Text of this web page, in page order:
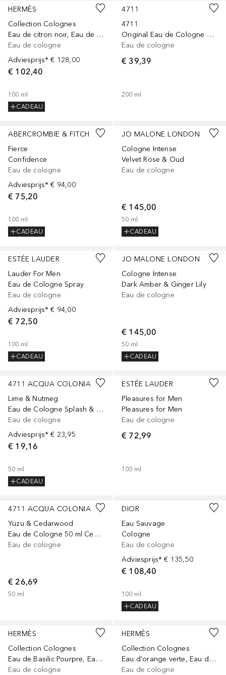
HERMÈS
Collection Colognes
Eau de citron noir, Eau de Cologne, 200 ml
Eau de cologne
Adviesprijs* € 128,00
€ 102,40
100 ml
CADEAU
4711
4711
Original Eau de Cologne molanusflacon
Eau de cologne
€ 39,39
200 ml
ABERCROMBIE & FITCH
Fierce
Confidence
Eau de cologne
Adviesprijs* € 94,00
€ 75,20
100 ml
CADEAU
JO MALONE LONDON
Cologne Intense
Velvet Rose & Oud
Eau de cologne
€ 145,00
50 ml
CADEAU
ESTÉE LAUDER
Lauder For Men
Eau de Cologne Spray
Eau de cologne
Adviesprijs* € 94,00
€ 72,50
100 ml
CADEAU
JO MALONE LONDON
Cologne Intense
Dark Amber & Ginger Lily
Eau de cologne
€ 145,00
50 ml
CADEAU
4711 ACQUA COLONIA
Lime & Nutmeg
Eau de Cologne Splash & Spray
Eau de cologne
Adviesprijs* € 23,95
€ 19,16
50 ml
CADEAU
ESTÉE LAUDER
Pleasures for Men
Pleasures for Men
Eau de cologne
€ 72,99
100 ml
4711 ACQUA COLONIA
Yuzu & Cedarwood
Eau de Cologne 50 ml Cederhout & Yuzu
Eau de cologne
€ 26,69
50 ml
DIOR
Eau Sauvage
Cologne
Eau de cologne
Adviesprijs* € 135,50
€ 108,40
100 ml
CADEAU
HERMÈS
Collection Colognes
Eau de Basilic Pourpre, Eau de Cologne, 50 ml
Eau de cologne
HERMÈS
Collection Colognes
Eau d'orange verte, Eau de Cologne, 100 ml
Eau de cologne